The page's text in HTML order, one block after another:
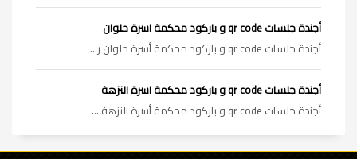
أجندة جلسات qr code و باركود محكمة اسرة حلوان
أجندة جلسات qr code و باركود محكمة أسرة حلوان ر...
أجندة جلسات qr code و باركود محكمة اسرة النزهة
أجندة جلسات qr code و باركود محكمة أسرة النزهة ...